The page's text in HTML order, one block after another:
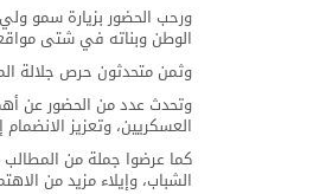
ورحب الحضور بزيارة سمو ولي
الوطن وبناته في شتى
وثمن متحدثون حرص جلالة
وتحدث عدد من الحضور عن
العسكريين، وتعزيز
كما عرضوا جملة من
الشباب، وإيلاء مزيد من